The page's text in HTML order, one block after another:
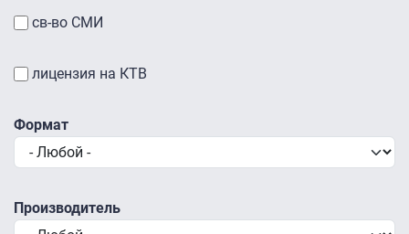
св-во СМИ
лицензия на КТВ
Формат
Производитель